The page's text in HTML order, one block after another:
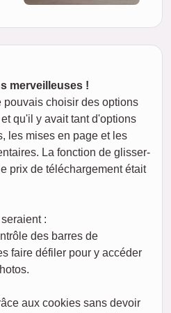
merveilleuses !
pouvais choisir des options
qu'il y avait tant d'options
les mises en page et les
La fonction de glisser-
prix de téléchargement était
:
des barres de
faire défiler pour y accéder
aux cookies sans devoir